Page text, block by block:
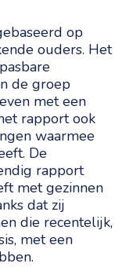
op
ouders. Het
de groep
met een
rapport ook
waarmee
De
rapport
met gezinnen
dat zij
die recentelijk,
met een